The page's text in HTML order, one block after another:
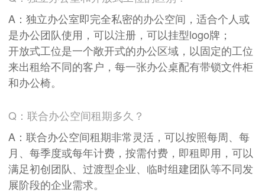
A：独立办公室即完全私密的办公空间，适合个人或
是办公团队使用，可以注册，可以挂型logo牌；
开放式工位是一个敞开式的办公区域，以固定的工位
来出租给不同的客户，每一张办公桌配有带锁文件柜
和办公椅。
Q：联合办公空间租期多久？
A：联合办公空间租期非常灵活，可以按照每周、每
月、每季度或每年计费，按需付费，即租即用，可以
满足初创团队、过渡型企业、临时组建团队等不同发
展阶段的企业需求。